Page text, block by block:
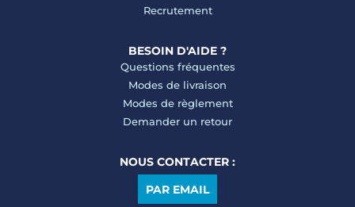
Recrutement
BESOIN D'AIDE ?
Questions fréquentes
Modes de livraison
Modes de règlement
Demander un retour
NOUS CONTACTER :
PAR EMAIL